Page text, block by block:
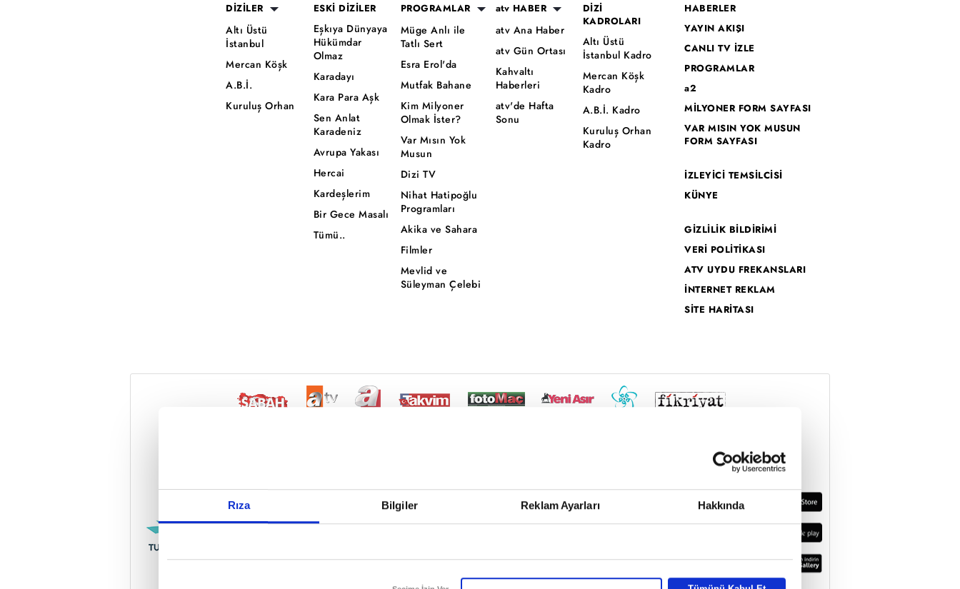
Rıza Bilgiler Reklam Ayarları Hakkında
Reddet
DİZİLER
Altı Üstü
İstanbul
Mercan Köşk
A.B.İ.
Kuruluş Orhan
ESKİ DİZİLER
Eşkıya Dünyaya
Hükümdar
Olmaz
Karadayı
Kara Para Aşk
Sen Anlat
Karadeniz
Avrupa Yakası
Hercai
Kardeşlerim
Bir Gece Masalı
Tümü..
PROGRAMLAR
Müge Anlı ile
Tatlı Sert
Esra Erol'da
Mutfak Bahane
Kim Milyoner
Olmak İster?
Var Mısın Yok
Musun
Dizi TV
Nihat Hatipoğlu
Programları
Akika ve Sahara
Filmler
Mevlid ve
Süleyman Çelebi
atv HABER
atv Ana Haber
atv Gün Ortası
Kahvaltı
Haberleri
atv'de Hafta
Sonu
DİZİ
KADROLARI
Altı Üstü
İstanbul Kadro
Mercan Köşk
Kadro
A.B.İ. Kadro
Kuruluş Orhan
Kadro
HABERLER
YAYIN AKIŞI
CANLI TV İZLE
PROGRAMLAR
a2
MİLYONER FORM SAYFASI
VAR MISIN YOK MUSUN
FORM SAYFASI
İZLEYİCİ TEMSİLCİSİ
KÜNYE
GİZLİLİK BİLDİRİMİ
VERİ POLİTİKASI
ATV UYDU FREKANSLARI
İNTERNET REKLAM
SİTE HARİTASI